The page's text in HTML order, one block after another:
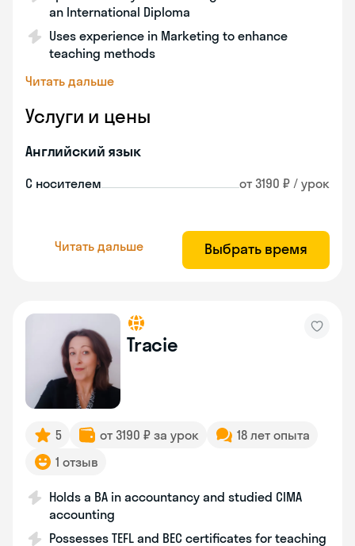
an International Diploma
Uses experience in Marketing to enhance
teaching methods
Читать дальше
Услуги и цены
Английский язык
С носителем от 3190 ₽ / урок
Читать дальше Выбрать время
Tracie
5 от 3190 ₽ за урок
18 лет опыта
1 отзыв
Holds a BA in accountancy and studied CIMA
accounting
Possesses TEFL and BEC certificates for teaching